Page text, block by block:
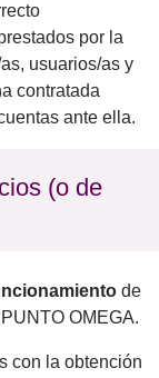
por la
usuarios/as y
contratada
ante ella.
(o de
de
OMEGA.
con la obtención